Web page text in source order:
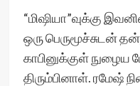
“மிஷியா”வுக்கு
ஒரு பெருமூச்சுடன்
காபினுக்குள்
திரும்பினாள். ரமேஷ்